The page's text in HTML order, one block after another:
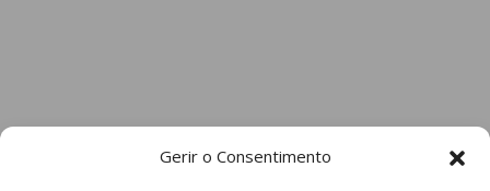
Gerir o Consentimento